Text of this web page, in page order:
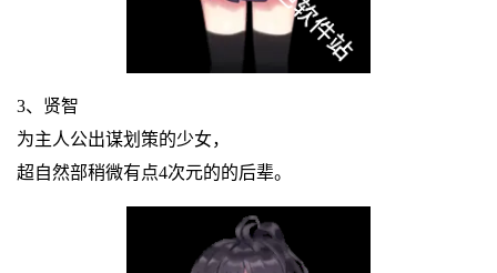
3、贤智
为主人公出谋划策的少女，
超自然部稍微有点4次元的的后辈。